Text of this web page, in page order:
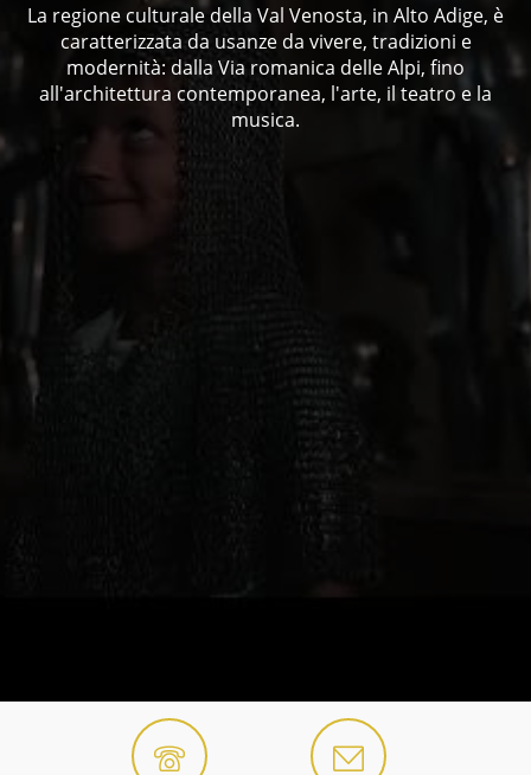
La regione culturale della Val Venosta, in Alto Adige, è
caratterizzata da usanze da vivere, tradizioni e
modernità: dalla Via romanica delle Alpi, fino
all'architettura contemporanea, l'arte, il teatro e la
musica.